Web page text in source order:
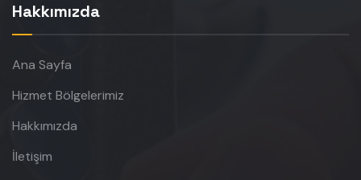
Hakkımızda
Ana Sayfa
Hizmet Bölgelerimiz
Hakkımızda
İletişim